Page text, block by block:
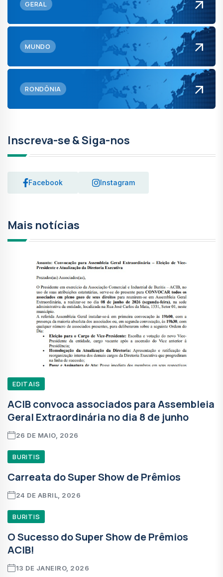
GERAL
MUNDO
RONDÔNIA
Inscreva-se & Siga-nos
Facebook Instagram
Mais notícias
EDITAIS
ACIB convoca associados para Assembleia
Geral Extraordinária no dia 8 de junho
26 DE MAIO, 2026
BURITIS
Carreata do Super Show de Prêmios
24 DE ABRIL, 2026
BURITIS
O Sucesso do Super Show de Prêmios
ACIB!
13 DE JANEIRO, 2026